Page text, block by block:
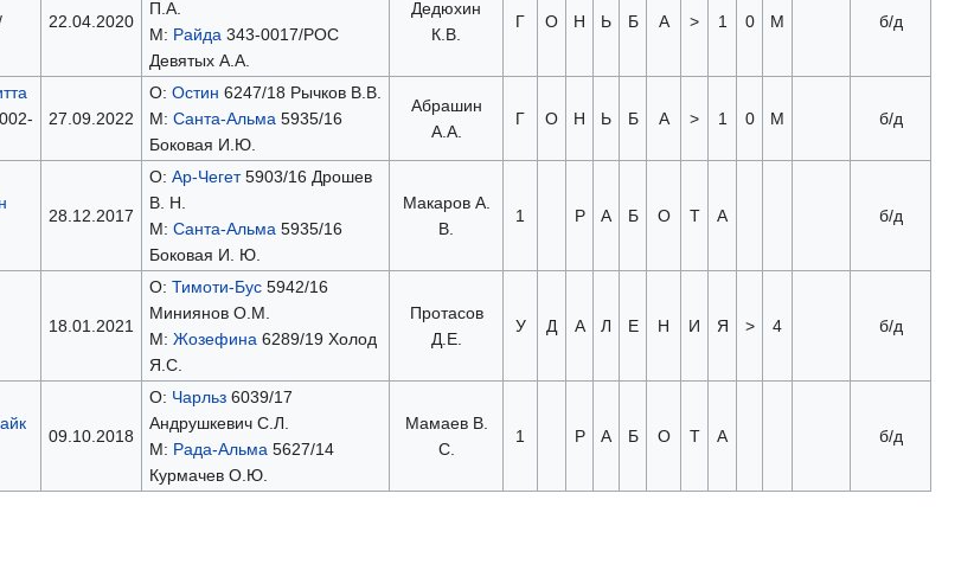
22.04.2020
П.А.
М: Райда343-0017/РОС
Девятых А.А.
Дедюхин
К.В.
Г О Н Ь Б А > 1 0 М б/д
27.09.2022
О: Остин 6247/18 Рычков В.В.
М: Санта-Альма5935/16
Боковая И.Ю.
Абрашин
А.А.
Г О Н Ь Б А > 1 0 М б/д
28.12.2017
О: Ар-Чегет5903/16 Дрошев
В. Н.
М: Санта-Альма 5935/16
Боковая И. Ю.
Макаров А.
В.
1 Р А Б О Т А б/д
18.01.2021
О: Тимоти-Бус5942/16
Миниянов О.М.
М: Жозефина 6289/19 Холод
Я.С.
Протасов
Д.Е.
У Д А Л Е Н И Я > 4 б/д
09.10.2018
О: Чарльз6039/17
Андрушкевич С.Л.
М: Рада-Альма5627/14
Курмачев О.Ю.
Мамаев В.
С.
1 Р А Б О Т А б/д